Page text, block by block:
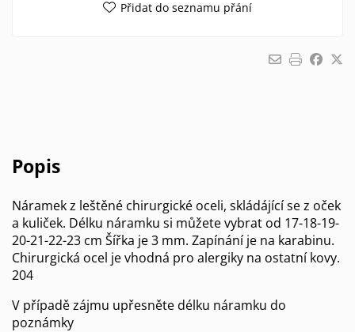
Přidat do seznamu přání
Popis
Náramek z leštěné chirurgické oceli, skládájící se z oček
a kuliček. Délku náramku si můžete vybrat od 17-18-19-
20-21-22-23 cm Šířka je 3 mm. Zapínání je na karabinu.
Chirurgická ocel je vhodná pro alergiky na ostatní kovy.
204
V případě zájmu upřesněte délku náramku do
poznámky